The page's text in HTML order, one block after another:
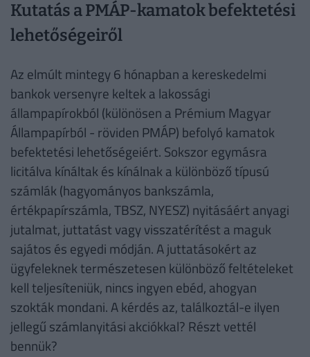
Kutatás a PMÁP-kamatok befektetési
lehetőségeiről
Az elmúlt mintegy 6 hónapban a kereskedelmi
bankok versenyre keltek a lakossági
állampapírokból (különösen a Prémium Magyar
Állampapírból - röviden PMÁP) befolyó kamatok
befektetési lehetőségeiért. Sokszor egymásra
licitálva kínáltak és kínálnak a különböző típusú
számlák (hagyományos bankszámla,
értékpapírszámla, TBSZ, NYESZ) nyitásáért anyagi
jutalmat, juttatást vagy visszatérítést a maguk
sajátos és egyedi módján. A juttatásokért az
ügyfeleknek természetesen különböző feltételeket
kell teljesíteniük, nincs ingyen ebéd, ahogyan
szokták mondani. A kérdés az, találkoztál-e ilyen
jellegű számlanyitási akciókkal? Részt vettél
bennük?